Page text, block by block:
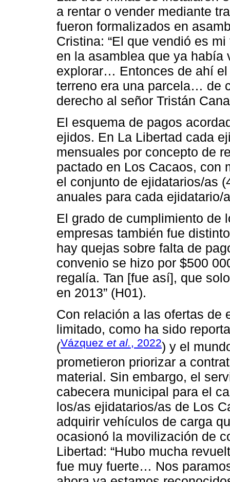
a rentar o vender mediante
fueron formalizados en
Cristina: “El que vendió es
en la asamblea que ya había
explorar… Entonces de ahí
terreno era una parcela… de
derecho al señor Tristán
El esquema de pagos
ejidos. En La Libertad cada
mensuales por concepto de
pactado en Los Cacaos, con
el conjunto de ejidatarios/as
anuales para cada ejidatario/
El grado de cumplimiento de
empresas también fue
hay quejas sobre falta de
convenio se hizo por $500
regalía. Tan [fue así], que
en 2013” (H01).
Con relación a las ofertas de
limitado, como ha sido
(Vázquez et al., 2022) y el
prometieron priorizar a
material. Sin embargo, el
cabecera municipal para el
los/as ejidatarios/as de Los
adquirir vehículos de carga
ocasionó la movilización de
Libertad: “Hubo mucha
fue muy fuerte… Nos